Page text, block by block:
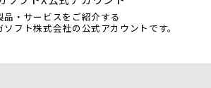
品・サービスをご紹介する
ソフト株式会社の公式アカウントです。